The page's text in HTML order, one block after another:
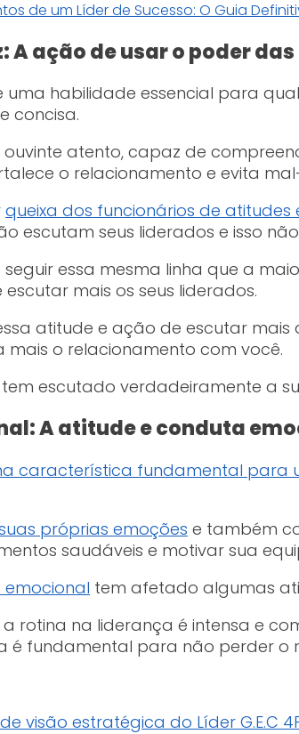
A ação de usar o poder
habilidade essencial para
concisa.
ouvinte atento, capaz de
o relacionamento e evita
queixa dos funcionários de
escutam seus liderados e isso
seguir essa mesma linha que a
mais os seus liderados.
atitude e ação de escutar
o relacionamento com você.
escutado verdadeiramente a
A atitude e conduta
característica fundamental para
próprias emoções e também
saudáveis e motivar sua
tem afetado algumas
rotina na liderança é intensa e
fundamental para não perder o
visão estratégica do Líder G.E.C